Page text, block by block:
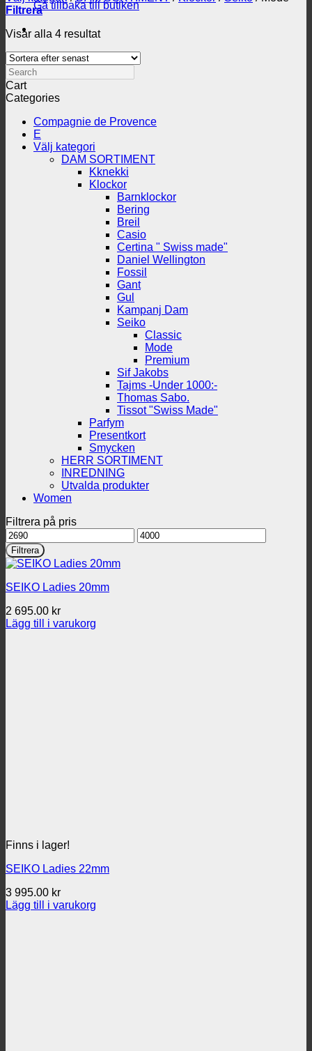
Gå tillbaka till butiken
Filtrera
Visar alla 4 resultatSortera
senaste
Search
Cart
Categories
Compagnie de Provence
E
Välj kategori
DAM SORTIMENT
Kknekki
Klockor
Barnklockor
Bering
Breil
Casio
Certina " Swiss made"
Daniel Wellington
Fossil
Gant
Gul
Kampanj Dam
Seiko
Classic
Mode
Premium
Sif Jakobs
Tajms -Under 1000:-
Thomas Sabo.
Tissot "Swiss Made"
Parfym
Presentkort
Smycken
HERR SORTIMENT
INREDNING
Utvalda produkter
Women
Filtrera på pris
Min
pris
Max
pris
Filtrera
SEIKO Ladies 20mm
2 695.00 kr
Lägg till i varukorg
Finns i lager!
SEIKO Ladies 22mm
3 995.00 kr
Lägg till i varukorg